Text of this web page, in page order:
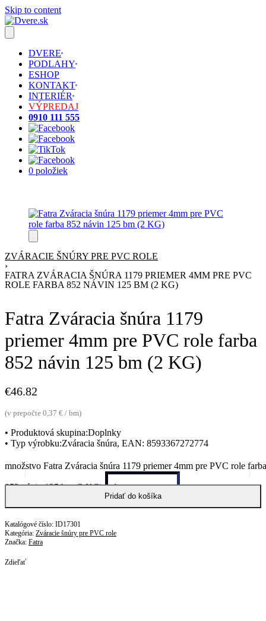
Skip to content
DVERE
PODLAHY
ESHOP
KONTAKT
INTERIÉR
VÝPREDAJ
0910 111 555
0 položiek
ZVÁRACIE ŠNÚRY PRE PVC ROLE
›
FATRA ZVÁRACIA ŠNÚRA 1179 PRIEMER 4MM PRE PVC
ROLE FARBA 852 NÁVIN 125 BM (2 KG)
Fatra Zváracia šnúra 1179
priemer 4mm pre PVC role farba
852 návin 125 bm (2 KG)
€46.82
(v prepočte 0,37 € / bm)
• Produktová skupina:Doplnky
• Typ výrobku:Zváracia šnúra, EAN: 8593367272774
množstvo Fatra Zváracia šnúra 1179 priemer 4mm pre PVC role farba
852 návin 125 bm (2 KG)
Pridať do košíka
ID17301
Kategória: Zváracie šnúry pre PVC role
Značka: Fatra
Zdieľať